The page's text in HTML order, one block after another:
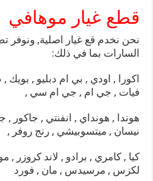
قطع غيار موهافي
نحن نخدم قع غيار اصلية, ونوفر
السارات بما في ذلك:
اكورا , اودي , بي ام دبليو ,
فيات , جي ام , جي ام سي ,
هوندا , هونداي , انفنتي , جاكور ,
نيسان , ميتسوبيشي , رنج روفر ,
كيا , كامري , برادو , لاند كروزر
لكزس , مرسيدس , مان , فورد